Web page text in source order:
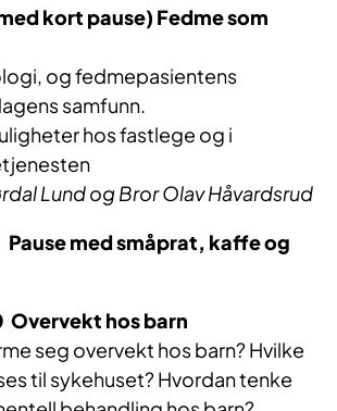
kort pause) Fedme som
og fedmepasientens
samfunn.
hos fastlege og i
Lund og Bror Olav Håvardsrud
med småprat, kaffe og
Overvekt hos barn
seg overvekt hos barn? Hvilke
til sykehuset? Hvordan tenke